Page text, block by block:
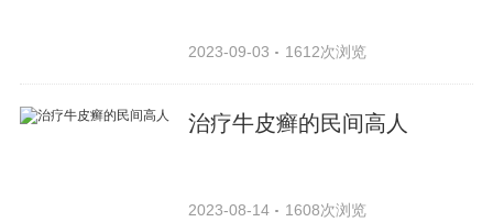
2023-09-03 1612次浏览
治疗牛皮癣的民间高人
2023-08-14 1608次浏览